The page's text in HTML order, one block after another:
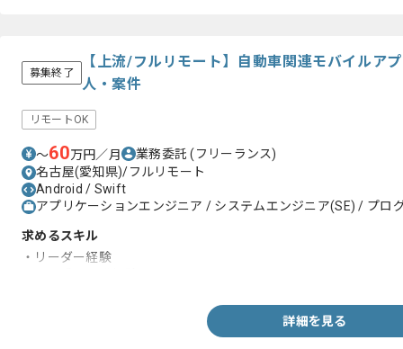
募集終了
【上流/フルリモート】自動車関連モバイルア
人・案件
リモートOK
〜60万円／月 業務委託(フリーランス)
名古屋(愛知県)/フルリモート
Android / Swift
アプリケーションエンジニア / システムエンジニア(SE) / プロ
求めるスキル
・リーダー経験
詳細を見る